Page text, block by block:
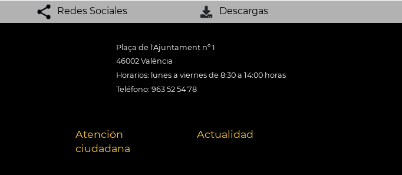
Redes Sociales Descargas
Plaça de l'Ajuntament nº 1
46002 València
Horarios: lunes a viernes de 8:30 a 14:00 horas
Teléfono: 963 52 54 78
Atención
ciudadana
Actualidad